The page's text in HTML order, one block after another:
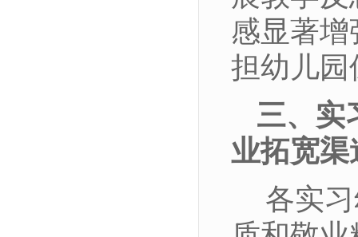
感显著
担幼儿园
三、实
业拓宽渠
各实